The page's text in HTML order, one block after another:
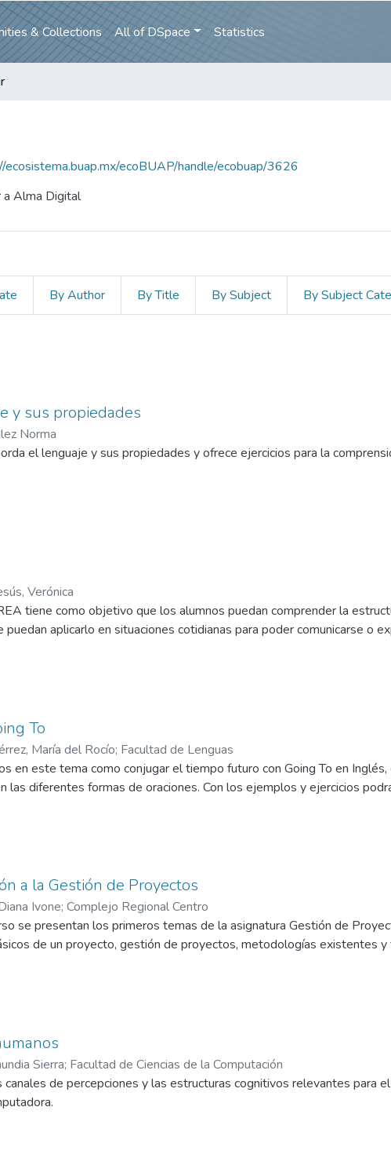
& Collections All of DSpace Statistics
ecosistema.buap.mx/ecoBUAP/handle/ecobuap/3626
a Alma Digital
By Author By Title By Subject By Subject
y sus propiedades
Norma
el lenguaje y sus propiedades y ofrece ejercicios para la
Verónica
tiene como objetivo que los alumnos puedan comprender la
puedan aplicarlo en situaciones cotidianas para poder comunicarse o
To
María del Rocío; Facultad de Lenguas
en este tema como conjugar el tiempo futuro con Going To en
las diferentes formas de oraciones. Con los ejemplos y ejercicios
a la Gestión de Proyectos
Ivone; Complejo Regional Centro
se presentan los primeros temas de la asignatura Gestión de
de un proyecto, gestión de proyectos, metodologías existentes
Sierra; Facultad de Ciencias de la Computación
canales de percepciones y las estructuras cognitivos relevantes para